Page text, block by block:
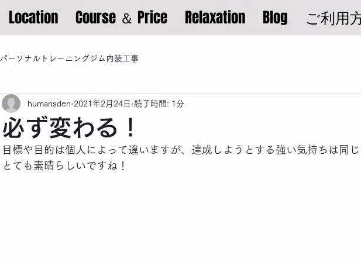
Location Course ＆ Price Relaxation Blog ご利用
パーソナルトレーニングジム内装工事
必ず変わる！
humansden 2021年2月24日 読了時間: 1分
目標や目的は個人によって違いますが、達成しようとする強い気持ちは同
とても素晴らしいですね！